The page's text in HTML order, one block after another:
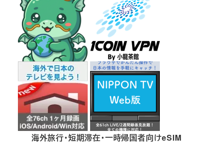
海外旅行・短期滞在・一時帰国者向けeSIM